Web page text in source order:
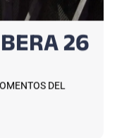
26
DEL